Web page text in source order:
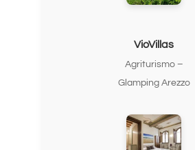
VioVillas
Agriturismo –
Glamping Arezzo